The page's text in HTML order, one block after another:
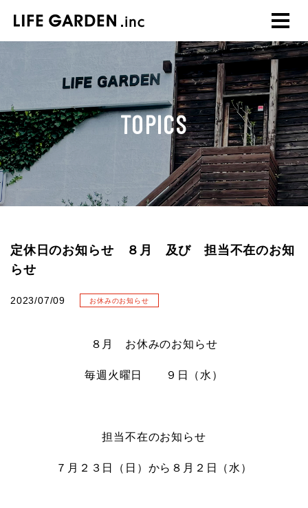
TOPICS
定休日のお知らせ ８月 及び 担当不在のお知
らせ
2023/07/09 お休みのお知らせ
８月 お休みのお知らせ
毎週火曜日 ９日（水）
担当不在のお知らせ
７月２３日（日）から８月２日（水）